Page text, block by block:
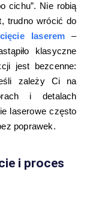
cichu”. Nie robią
trudno wrócić do
cięcie laserem –
klasyczne
jest bezcenne:
zależy Ci na
i detalach
laserowe często
poprawek.
i proces